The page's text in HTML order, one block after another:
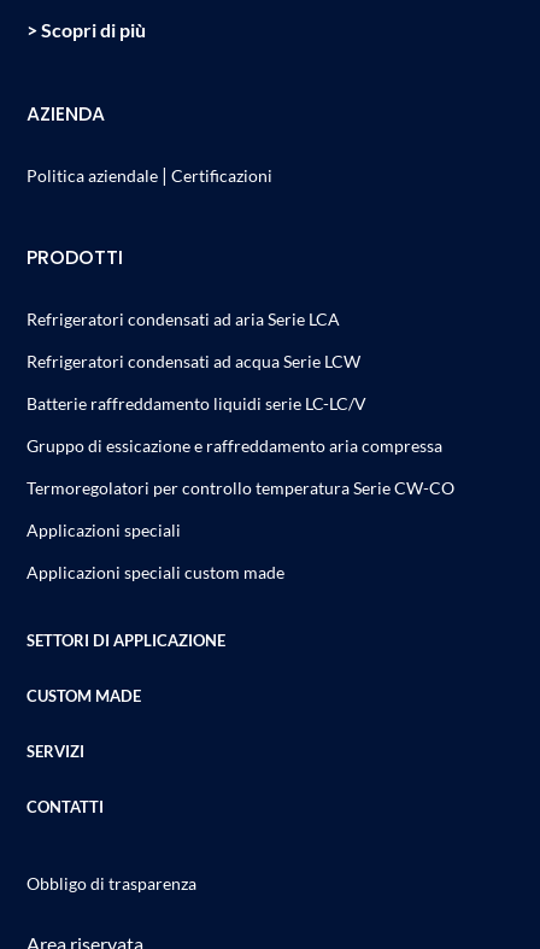
> Scopri di più
AZIENDA
Politica aziendale |Certificazioni
PRODOTTI
Refrigeratori condensati ad aria Serie LCA
Refrigeratori condensati ad acqua Serie LCW
Batterie raffreddamento liquidi serie LC-LC/V
Gruppo di essicazione e raffreddamento aria compressa
Termoregolatori per controllo temperatura Serie CW-CO
Applicazioni speciali
Applicazioni speciali custom made
SETTORI DI APPLICAZIONE
CUSTOM MADE
SERVIZI
CONTATTI
Obbligo di trasparenza
Area riservata